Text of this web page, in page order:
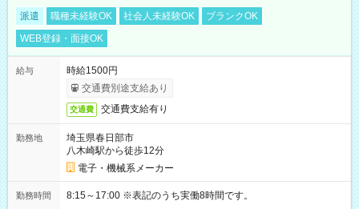
派遣 職種未経験OK 社会人未経験OK
ブランクOK
WEB登録・面接OK
給与
時給1500円
交通費別途支給あり
交通費 交通費支給有り
勤務地
埼玉県春日部市
八木崎駅から徒歩12分
電子・機械系メーカー
勤務時間 8:15～17:00 ※表記のうち実働8時間です。